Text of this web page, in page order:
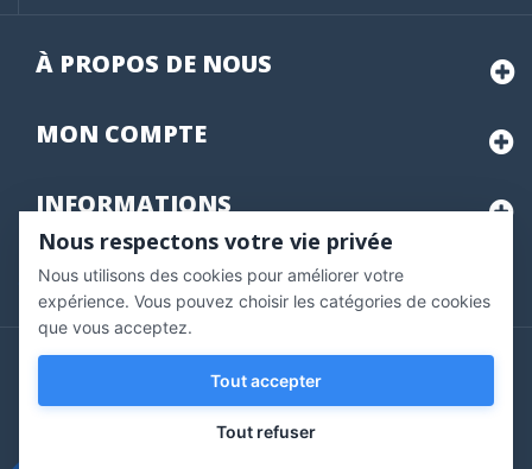
À PROPOS DE NOUS
MON COMPTE
INFORMATIONS
Marchand approuvé par la Société des Avis Garantis,
pour vérifier .
Copyright © 2020 Vernazobres Grego - tous droits
réservés.
Nous respectons votre vie privée
Nous utilisons des cookies pour améliorer votre
expérience. Vous pouvez choisir les catégories de cookies
que vous acceptez.
Tout accepter
Tout refuser